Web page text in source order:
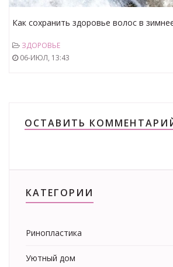
Как сохранить здоровье волос в
ЗДОРОВЬЕ
06-ИЮЛ, 13:43
ОСТАВИТЬ
КАТЕГОРИИ
Ринопластика
Уютный дом